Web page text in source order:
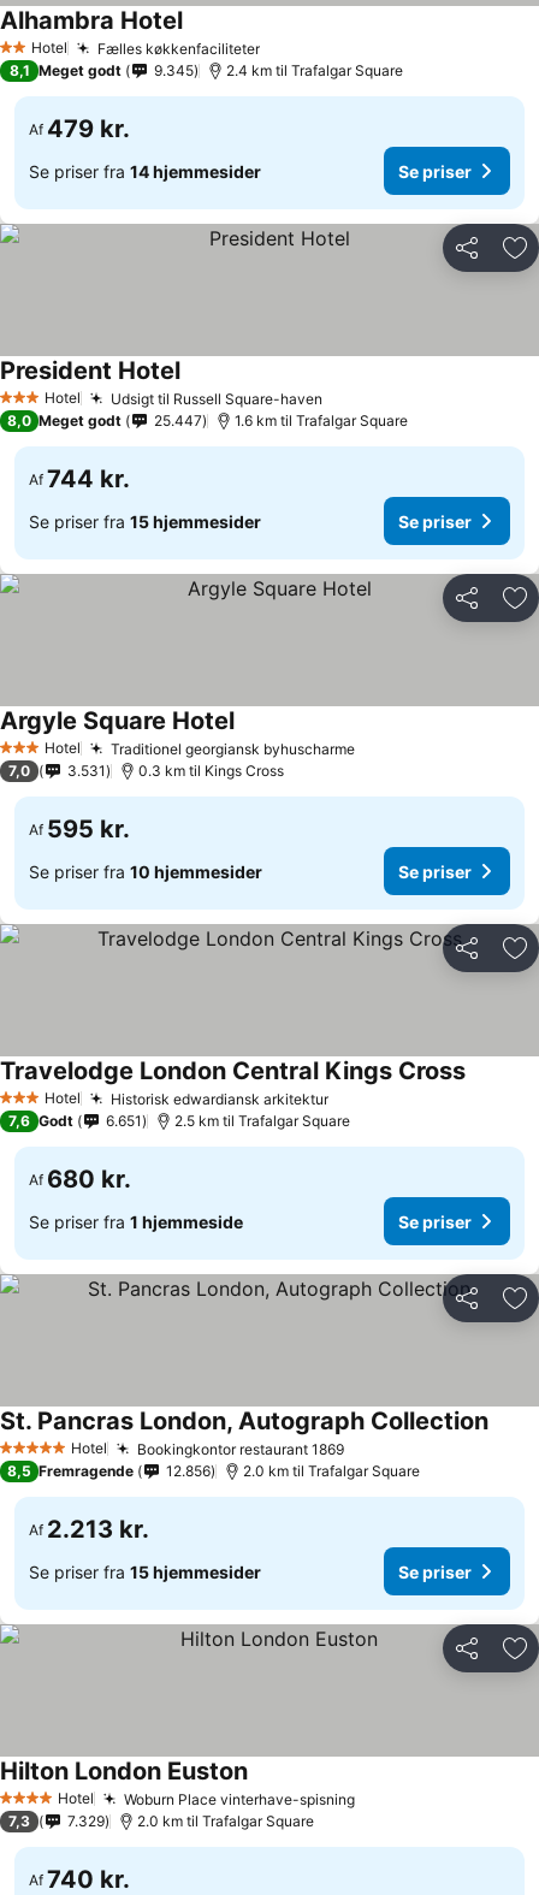
2 Stjerner
Hotel Fælles køkkenfaciliteterSe priser
Alhambra HotelSe priser
8,1 Meget godt 9.345 2.4 km til Trafalgar Square
Af 479 kr.
Se priser fra 14 hjemmesider Se priser
Del
3 StjernerHotel Udsigt til Russell Square-haven
President HotelSe priser
8,0 Meget godt 25.447 1.6 km til Trafalgar Square
Af 744 kr.
Se priser fra 15 hjemmesider Se priser
Del
3 StjernerHotel Traditionel georgiansk byhuscharmeSe priser
Argyle Square HotelSe priser
7,0 3.531 0.3 km til Kings Cross
Af 595 kr.
Se priser fra 10 hjemmesider Se priser
Del
3 StjernerHotel Historisk edwardiansk arkitekturSe priser
Travelodge London Central Kings CrossSe
7,6 Godt 6.651 2.5 km til Trafalgar Square
Af 680 kr.
Se priser fra 1 hjemmeside Se priser
Del
5 Stjerner Hotel Bookingkontor restaurant 1869Se priser
St. Pancras London, Autograph CollectionSe
8,5 Fremragende 12.856 2.0 km til Trafalgar Square
Af 2.213 kr.
Se priser fra 15 hjemmesider Se priser
Del
4 StjernerHotel Woburn Place vinterhave-spisningSe priser
Hilton London EustonSe priser
7,3 7.329 2.0 km til Trafalgar Square
Af 740 kr.